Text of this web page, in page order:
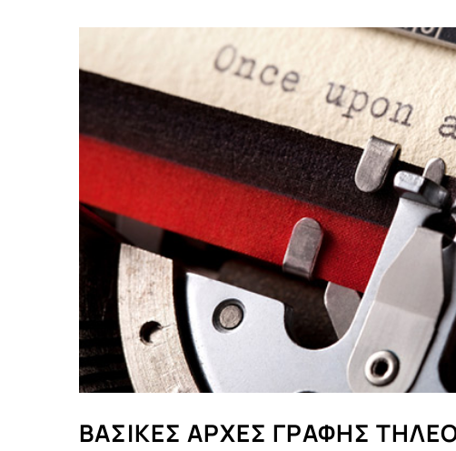
Larger
ΒΑΣΙΚΕΣ ΑΡΧΕΣ ΓΡΑΦΗΣ